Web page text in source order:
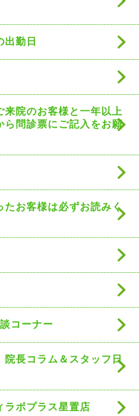
出勤日
来院のお客様と一年以上
ら問診票にご記入をお願
お客様は必ずお読みく
コーナー
長コラム＆スタッフ日
ボプラス星置店